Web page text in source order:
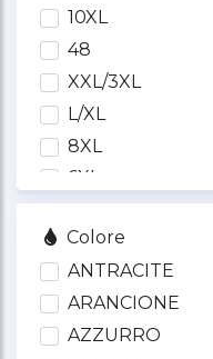
RUKKA
SECA
SPIDI
T.UR
10XL
48
XXL/3XL
L/XL
8XL
6XL
64
62
60
58
Colore
ANTRACITE
ARANCIONE
AZZURRO